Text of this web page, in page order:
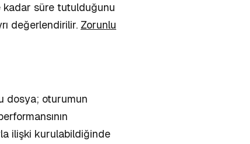
kadar süre tutulduğunu
değerlendirilir. Zorunlu
dosya; oturumun
ilişki kurulabildiğinde